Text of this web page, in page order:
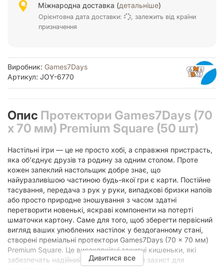
Міжнародна доставка (детальніше)
Орієнтовна дата доставки:
, залежить від країни
призначення
Виробник: Games7Days
Артикул: JOY-6770
Опис Протектори Games7Days (70
x 70 мм) Premium Square (50 шт)
Настільні ігри — це не просто хобі, а справжня пристрасть,
яка об’єднує друзів та родину за одним столом. Проте
кожен запеклий настольщик добре знає, що
найуразливішою частиною будь-якої гри є карти. Постійне
тасування, передача з рук у руки, випадкові бризки напоїв
або просто природне зношування з часом здатні
перетворити новенькі, яскраві компоненти на потерті
шматочки картону. Саме для того, щоб зберегти первісний
вигляд ваших улюблених настілок у бездоганному стані,
створені преміальні протектори Games7Days (70 x 70 мм)
Premium Square. Це високоякісні захисні кишеньки, які
забезпечать надійний та довготривалий захист для
Дивитися все